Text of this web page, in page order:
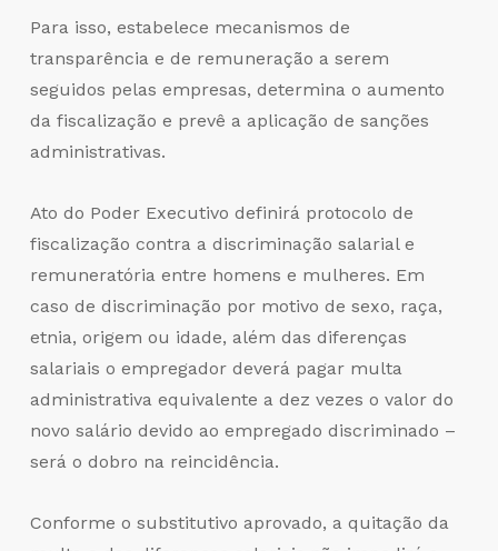
Para isso, estabelece mecanismos de
transparência e de remuneração a serem
seguidos pelas empresas, determina o aumento
da fiscalização e prevê a aplicação de sanções
administrativas.
Ato do Poder Executivo definirá protocolo de
fiscalização contra a discriminação salarial e
remuneratória entre homens e mulheres. Em
caso de discriminação por motivo de sexo, raça,
etnia, origem ou idade, além das diferenças
salariais o empregador deverá pagar multa
administrativa equivalente a dez vezes o valor do
novo salário devido ao empregado discriminado –
será o dobro na reincidência.
Conforme o substitutivo aprovado, a quitação da